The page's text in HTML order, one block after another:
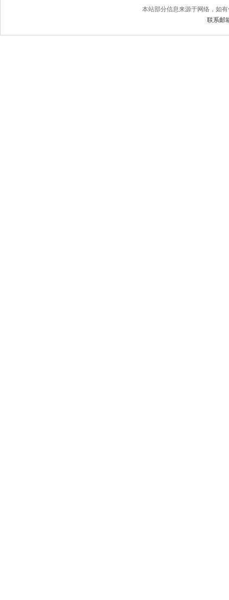
本站部分信息来源于网络，如
联系邮